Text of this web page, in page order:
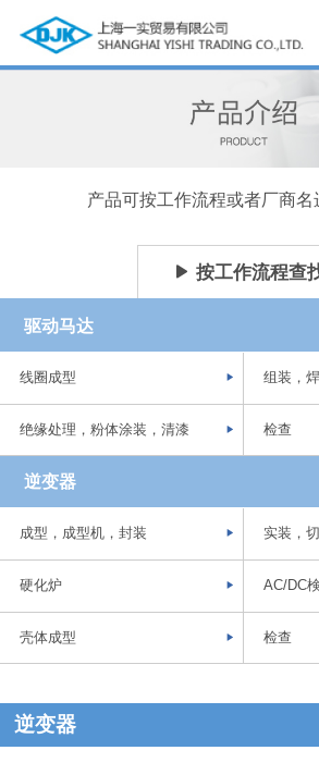
产品可按工作流程或者厂商名
按工作流程查
驱动马达
线圈成型 组装，
绝缘处理，粉体涂装， 清漆 检查
逆变器
成型，成型机，封装 实装，
硬化炉 AC/DC
壳体成型 检查
逆变器